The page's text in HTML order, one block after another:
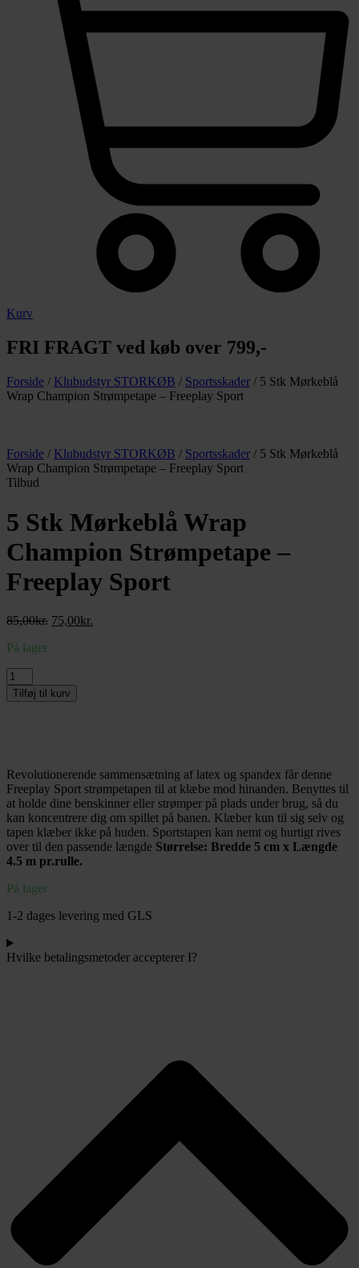
Kurv
FRI FRAGT ved køb over 799,-
Forside / Klubudstyr STORKØB / Sportsskader / 5 Stk Mørkeblå
Wrap Champion Strømpetape – Freeplay Sport
Forside / Klubudstyr STORKØB / Sportsskader / 5 Stk Mørkeblå
Wrap Champion Strømpetape – Freeplay Sport
Tilbud
5 Stk Mørkeblå Wrap
Champion Strømpetape –
Freeplay Sport
85,00kr. Den
75,00kr.
På lager
5
Stk
Mørkeblå
Freeplay
Sport
antal
Tilføj til kurv
Revolutionerende sammensætning af latex og spandex får denne
Freeplay Sport strømpetapen til at klæbe mod hinanden. Benyttes til
at holde dine benskinner eller strømper på plads under brug, så du
kan koncentrere dig om spillet på banen. Klæber kun til sig selv og
tapen klæber ikke på huden. Sportstapen kan nemt og hurtigt rives
over til den passende længde Størrelse: Bredde 5 cm x Længde
4.5 m pr.rulle.
På lager
1-2 dages levering med GLS
Hvilke betalingsmetoder accepterer I?